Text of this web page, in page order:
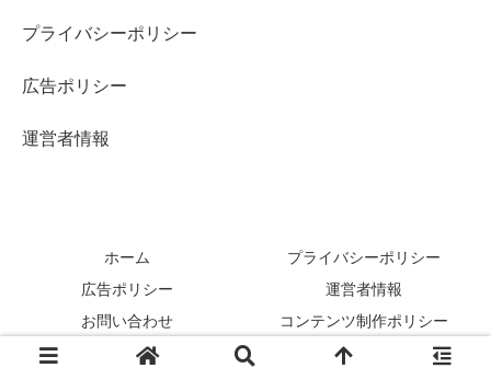
プライバシーポリシー
広告ポリシー
運営者情報
ホーム
プライバシーポリシー
広告ポリシー
運営者情報
お問い合わせ
コンテンツ制作ポリシー
Copyright © 2024-2026 お得生活！ All Rights Reserved.